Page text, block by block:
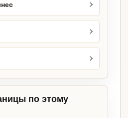
по этому